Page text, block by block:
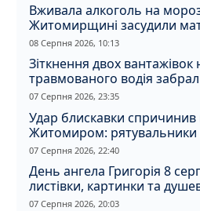
Вживала алкоголь на
Житомирщині засудили
дитина отримала
08 Серпня 2026, 10:13
Зіткнення двох вантажівок
травмованого водія
07 Серпня 2026, 23:35
Удар блискавки
Житомиром: рятувальники
кота
07 Серпня 2026, 22:40
День ангела Григорія 8
листівки, картинки та
07 Серпня 2026, 20:03